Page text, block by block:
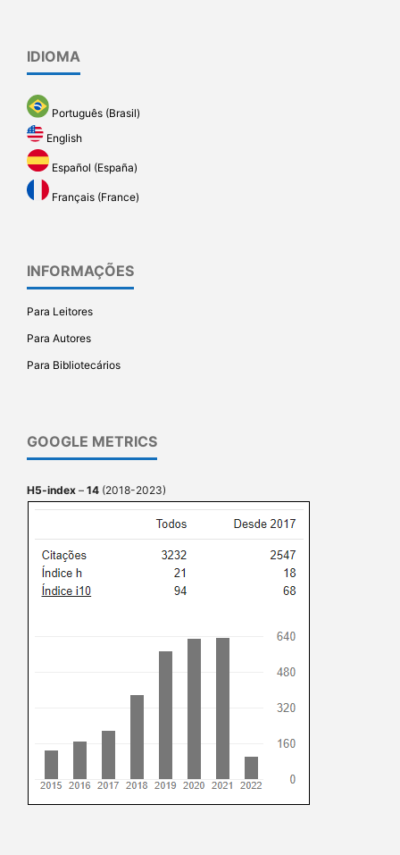
IDIOMA
Português (Brasil)
English
Español (España)
Français (France)
INFORMAÇÕES
Para Leitores
Para Autores
Para Bibliotecários
GOOGLE METRICS
H5-index – 14 (2018-2023)